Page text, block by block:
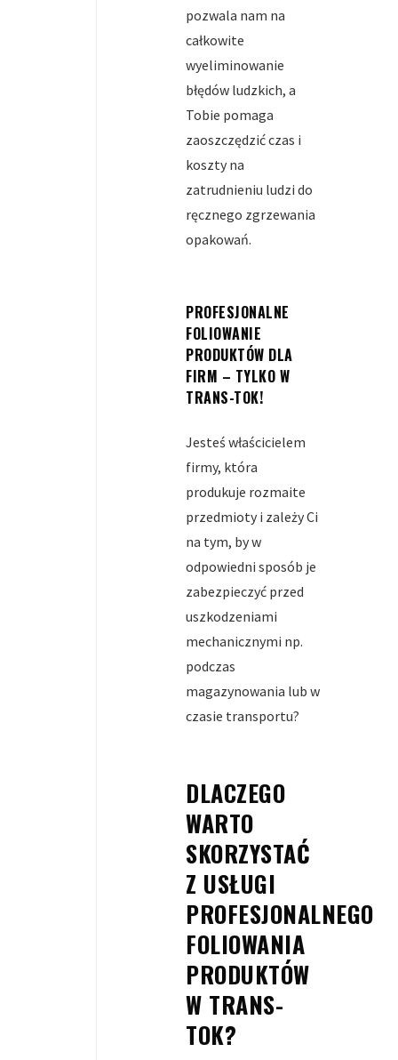
pozwala nam na
całkowite
wyeliminowanie
błędów ludzkich, a
Tobie pomaga
zaoszczędzić czas i
koszty na
zatrudnieniu ludzi do
ręcznego zgrzewania
opakowań.
PROFESJONALNE
FOLIOWANIE
PRODUKTÓW DLA
FIRM – TYLKO W
TRANS-TOK!
Jesteś właścicielem
firmy, która
produkuje rozmaite
przedmioty i zależy Ci
na tym, by w
odpowiedni sposób je
zabezpieczyć przed
uszkodzeniami
mechanicznymi np.
podczas
magazynowania lub w
czasie transportu?
DLACZEGO
WARTO
SKORZYSTAĆ
Z USŁUGI
PROFESJONALNEGO
FOLIOWANIA
PRODUKTÓW
W TRANS-
TOK?